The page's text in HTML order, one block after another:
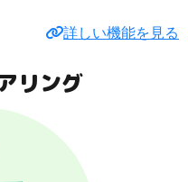
詳しい機能を見る
リング